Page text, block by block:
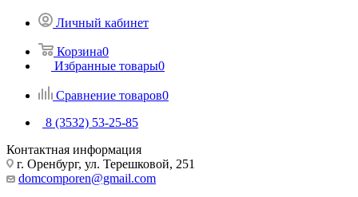
Личный кабинет
Корзина0
Избранные товары0
Сравнение товаров0
8 (3532) 53-25-85
Контактная информация
г. Оренбург, ул. Терешковой, 251
domcomporen@gmail.com